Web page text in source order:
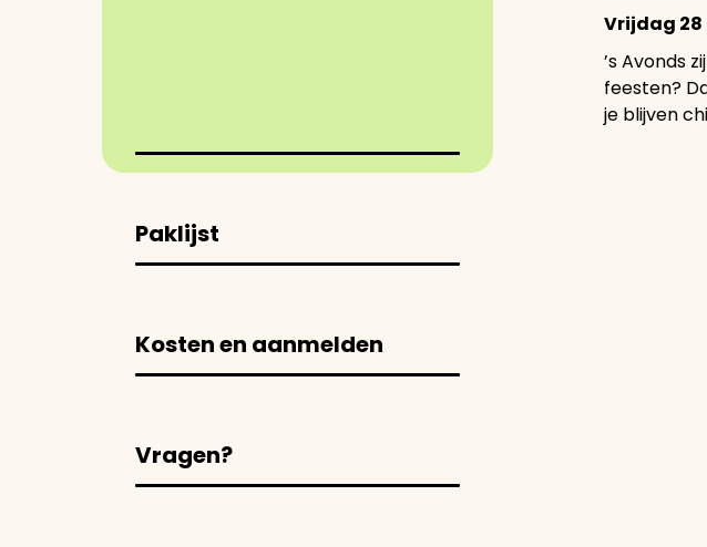
Vrijdag
’s Avonds
feesten?
je blijven
Paklijst
Kosten en aanmelden
Vragen?